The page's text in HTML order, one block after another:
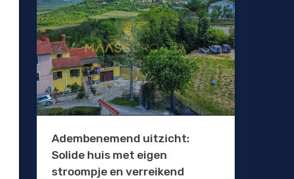
Adembenemend uitzicht:
Solide huis met eigen
stroompje en verreikend